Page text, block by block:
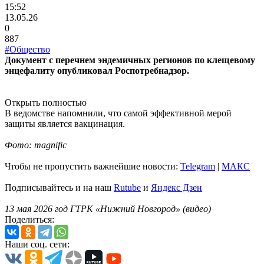
15:52
13.05.26
0
887
#Общество
Документ с перечнем эндемичных регионов по клещевому
энцефалиту опубликовал Роспотребнадзор.
Открыть полностью
В ведомстве напомнили, что самой эффективной мерой
защиты является вакцинация.
Фото: magnific
Чтобы не пропустить важнейшие новости: Telegram | MAКС
Подписывайтесь и на наш Rutube и Яндекс Дзен
13 мая 2026 год ГТРК «Нижний Новгород» (видео)
Поделиться:
Наши соц. сети: